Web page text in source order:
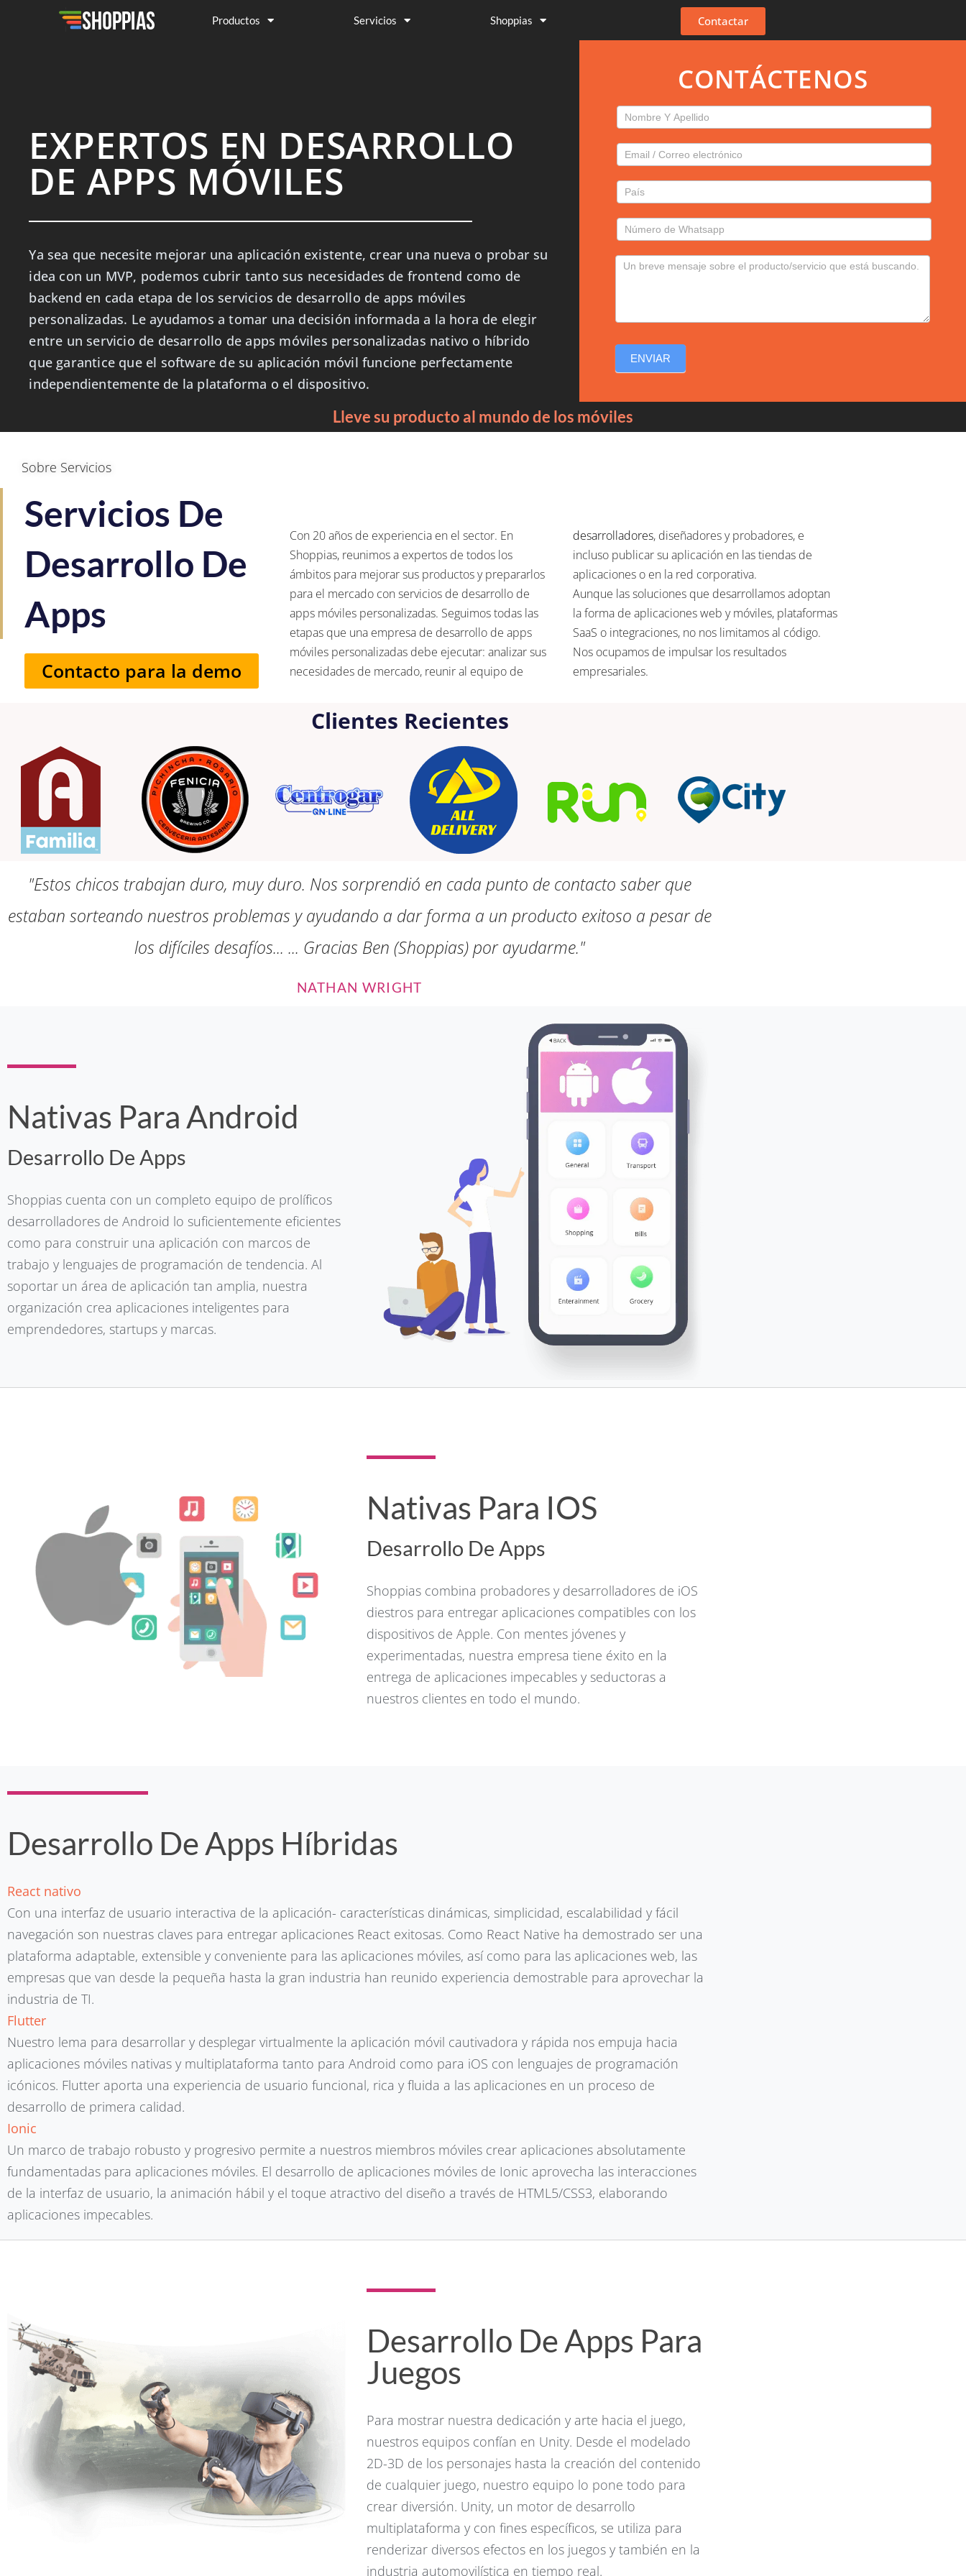
Productos Servicios Shoppias Contactar
EXPERTOS EN DESARROLLO
DE APPS MÓVILES
Ya sea que necesite mejorar una aplicación existente, crear una nueva o probar su
idea con un MVP, podemos cubrir tanto sus necesidades de frontend como de
backend en cada etapa de los servicios de desarrollo de apps móviles
personalizadas. Le ayudamos a tomar una decisión informada a la hora de elegir
entre un servicio de desarrollo de apps móviles personalizadas nativo o híbrido
que garantice que el software de su aplicación móvil funcione perfectamente
independientemente de la plataforma o el dispositivo.
CONTÁCTENOS
Consulta
Gratis
ENVIAR
Lleve su producto al mundo de los móviles
Sobre Servicios
Servicios De
Desarrollo De
Apps
Contacto para la demo
Con 20 años de experiencia en el sector. En
Shoppias, reunimos a expertos de todos los
ámbitos para mejorar sus productos y prepararlos
para el mercado con servicios de desarrollo de
apps móviles personalizadas. Seguimos todas las
etapas que una empresa de desarrollo de apps
móviles personalizadas debe ejecutar: analizar sus
necesidades de mercado, reunir al equipo de
desarrolladores, diseñadores y probadores, e
incluso publicar su aplicación en las tiendas de
aplicaciones o en la red corporativa.
Aunque las soluciones que desarrollamos adoptan
la forma de aplicaciones web y móviles, plataformas
SaaS o integraciones, no nos limitamos al código.
Nos ocupamos de impulsar los resultados
empresariales.
Clientes Recientes
"Estos chicos trabajan duro, muy duro. Nos sorprendió en cada punto de contacto saber que
estaban sorteando nuestros problemas y ayudando a dar forma a un producto exitoso a pesar de
los difíciles desafíos... ... Gracias Ben (Shoppias) por ayudarme."
NATHAN WRIGHT
Nativas Para Android
Desarrollo De Apps
Shoppias cuenta con un completo equipo de prolíficos
desarrolladores de Android lo suficientemente eficientes
como para construir una aplicación con marcos de
trabajo y lenguajes de programación de tendencia. Al
soportar un área de aplicación tan amplia, nuestra
organización crea aplicaciones inteligentes para
emprendedores, startups y marcas.
Nativas Para IOS
Desarrollo De Apps
Shoppias combina probadores y desarrolladores de iOS
diestros para entregar aplicaciones compatibles con los
dispositivos de Apple. Con mentes jóvenes y
experimentadas, nuestra empresa tiene éxito en la
entrega de aplicaciones impecables y seductoras a
nuestros clientes en todo el mundo.
Desarrollo De Apps Híbridas
React nativo
Con una interfaz de usuario interactiva de la aplicación- características dinámicas, simplicidad, escalabilidad y fácil
navegación son nuestras claves para entregar aplicaciones React exitosas. Como React Native ha demostrado ser una
plataforma adaptable, extensible y conveniente para las aplicaciones móviles, así como para las aplicaciones web, las
empresas que van desde la pequeña hasta la gran industria han reunido experiencia demostrable para aprovechar la
industria de TI.
Flutter
Nuestro lema para desarrollar y desplegar virtualmente la aplicación móvil cautivadora y rápida nos empuja hacia
aplicaciones móviles nativas y multiplataforma tanto para Android como para iOS con lenguajes de programación
icónicos. Flutter aporta una experiencia de usuario funcional, rica y fluida a las aplicaciones en un proceso de
desarrollo de primera calidad.
Ionic
Un marco de trabajo robusto y progresivo permite a nuestros miembros móviles crear aplicaciones absolutamente
fundamentadas para aplicaciones móviles. El desarrollo de aplicaciones móviles de Ionic aprovecha las interacciones
de la interfaz de usuario, la animación hábil y el toque atractivo del diseño a través de HTML5/CSS3, elaborando
aplicaciones impecables.
Desarrollo De Apps Para
Juegos
Para mostrar nuestra dedicación y arte hacia el juego,
nuestros equipos confían en Unity. Desde el modelado
2D-3D de los personajes hasta la creación del contenido
de cualquier juego, nuestro equipo lo pone todo para
crear diversión. Unity, un motor de desarrollo
multiplataforma y con fines específicos, se utiliza para
renderizar diversos efectos en los juegos y también en la
industria automovilística en tiempo real.